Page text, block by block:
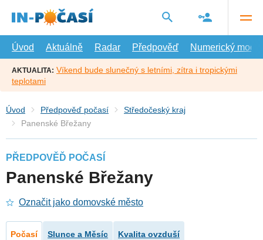
hlavní
Úvod
Aktuálně Radar Předpověď Numerický model
AKTUALITA: Víkend bude slunečný s letními, zítra i tropickými
teplotami
Úvod Předpověď počasí
Středočeský kraj
Panenské Břežany
PŘEDPOVĚĎ POČASÍ
Panenské Břežany
Označit jako domovské město
Počasí Slunce a Měsíc Kvalita ovzduší